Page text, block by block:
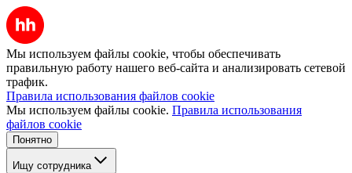
Мы используем файлы cookie, чтобы обеспечивать
правильную работу нашего веб-сайта и анализировать сетевой
трафик.
Правила использования файлов cookie
Мы используем файлы cookie. Правила использования
файлов cookie
Понятно
Ищу сотрудника